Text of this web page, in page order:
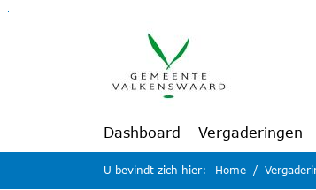
Dashboard Vergaderingen
U bevindt zich hier: Home